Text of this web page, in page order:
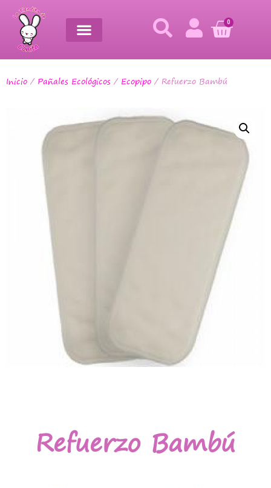
0
Inicio / Pañales Ecológicos / Ecopipo / Refuerzo Bambú
Refuerzo Bambú